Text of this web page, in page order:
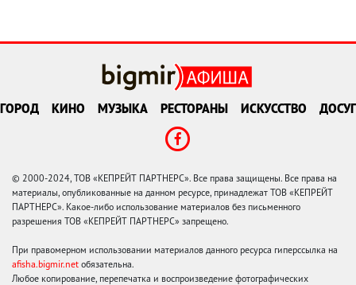
ГОРОД КИНО МУЗЫКА РЕСТОРАНЫ ИСКУССТВО ДОСУГ
© 2000-2024, ТОВ «КЕПРЕЙТ ПАРТНЕРС». Все права защищены. Все права на
материалы, опубликованные на данном ресурсе, принадлежат ТОВ «КЕПРЕЙТ
ПАРТНЕРС». Какое-либо использование материалов без письменного
разрешения ТОВ «КЕПРЕЙТ ПАРТНЕРС» запрещено.
При правомерном использовании материалов данного ресурса гиперссылка на
afisha.bigmir.net обязательна.
Любое копирование, перепечатка и воспроизведение фотографических